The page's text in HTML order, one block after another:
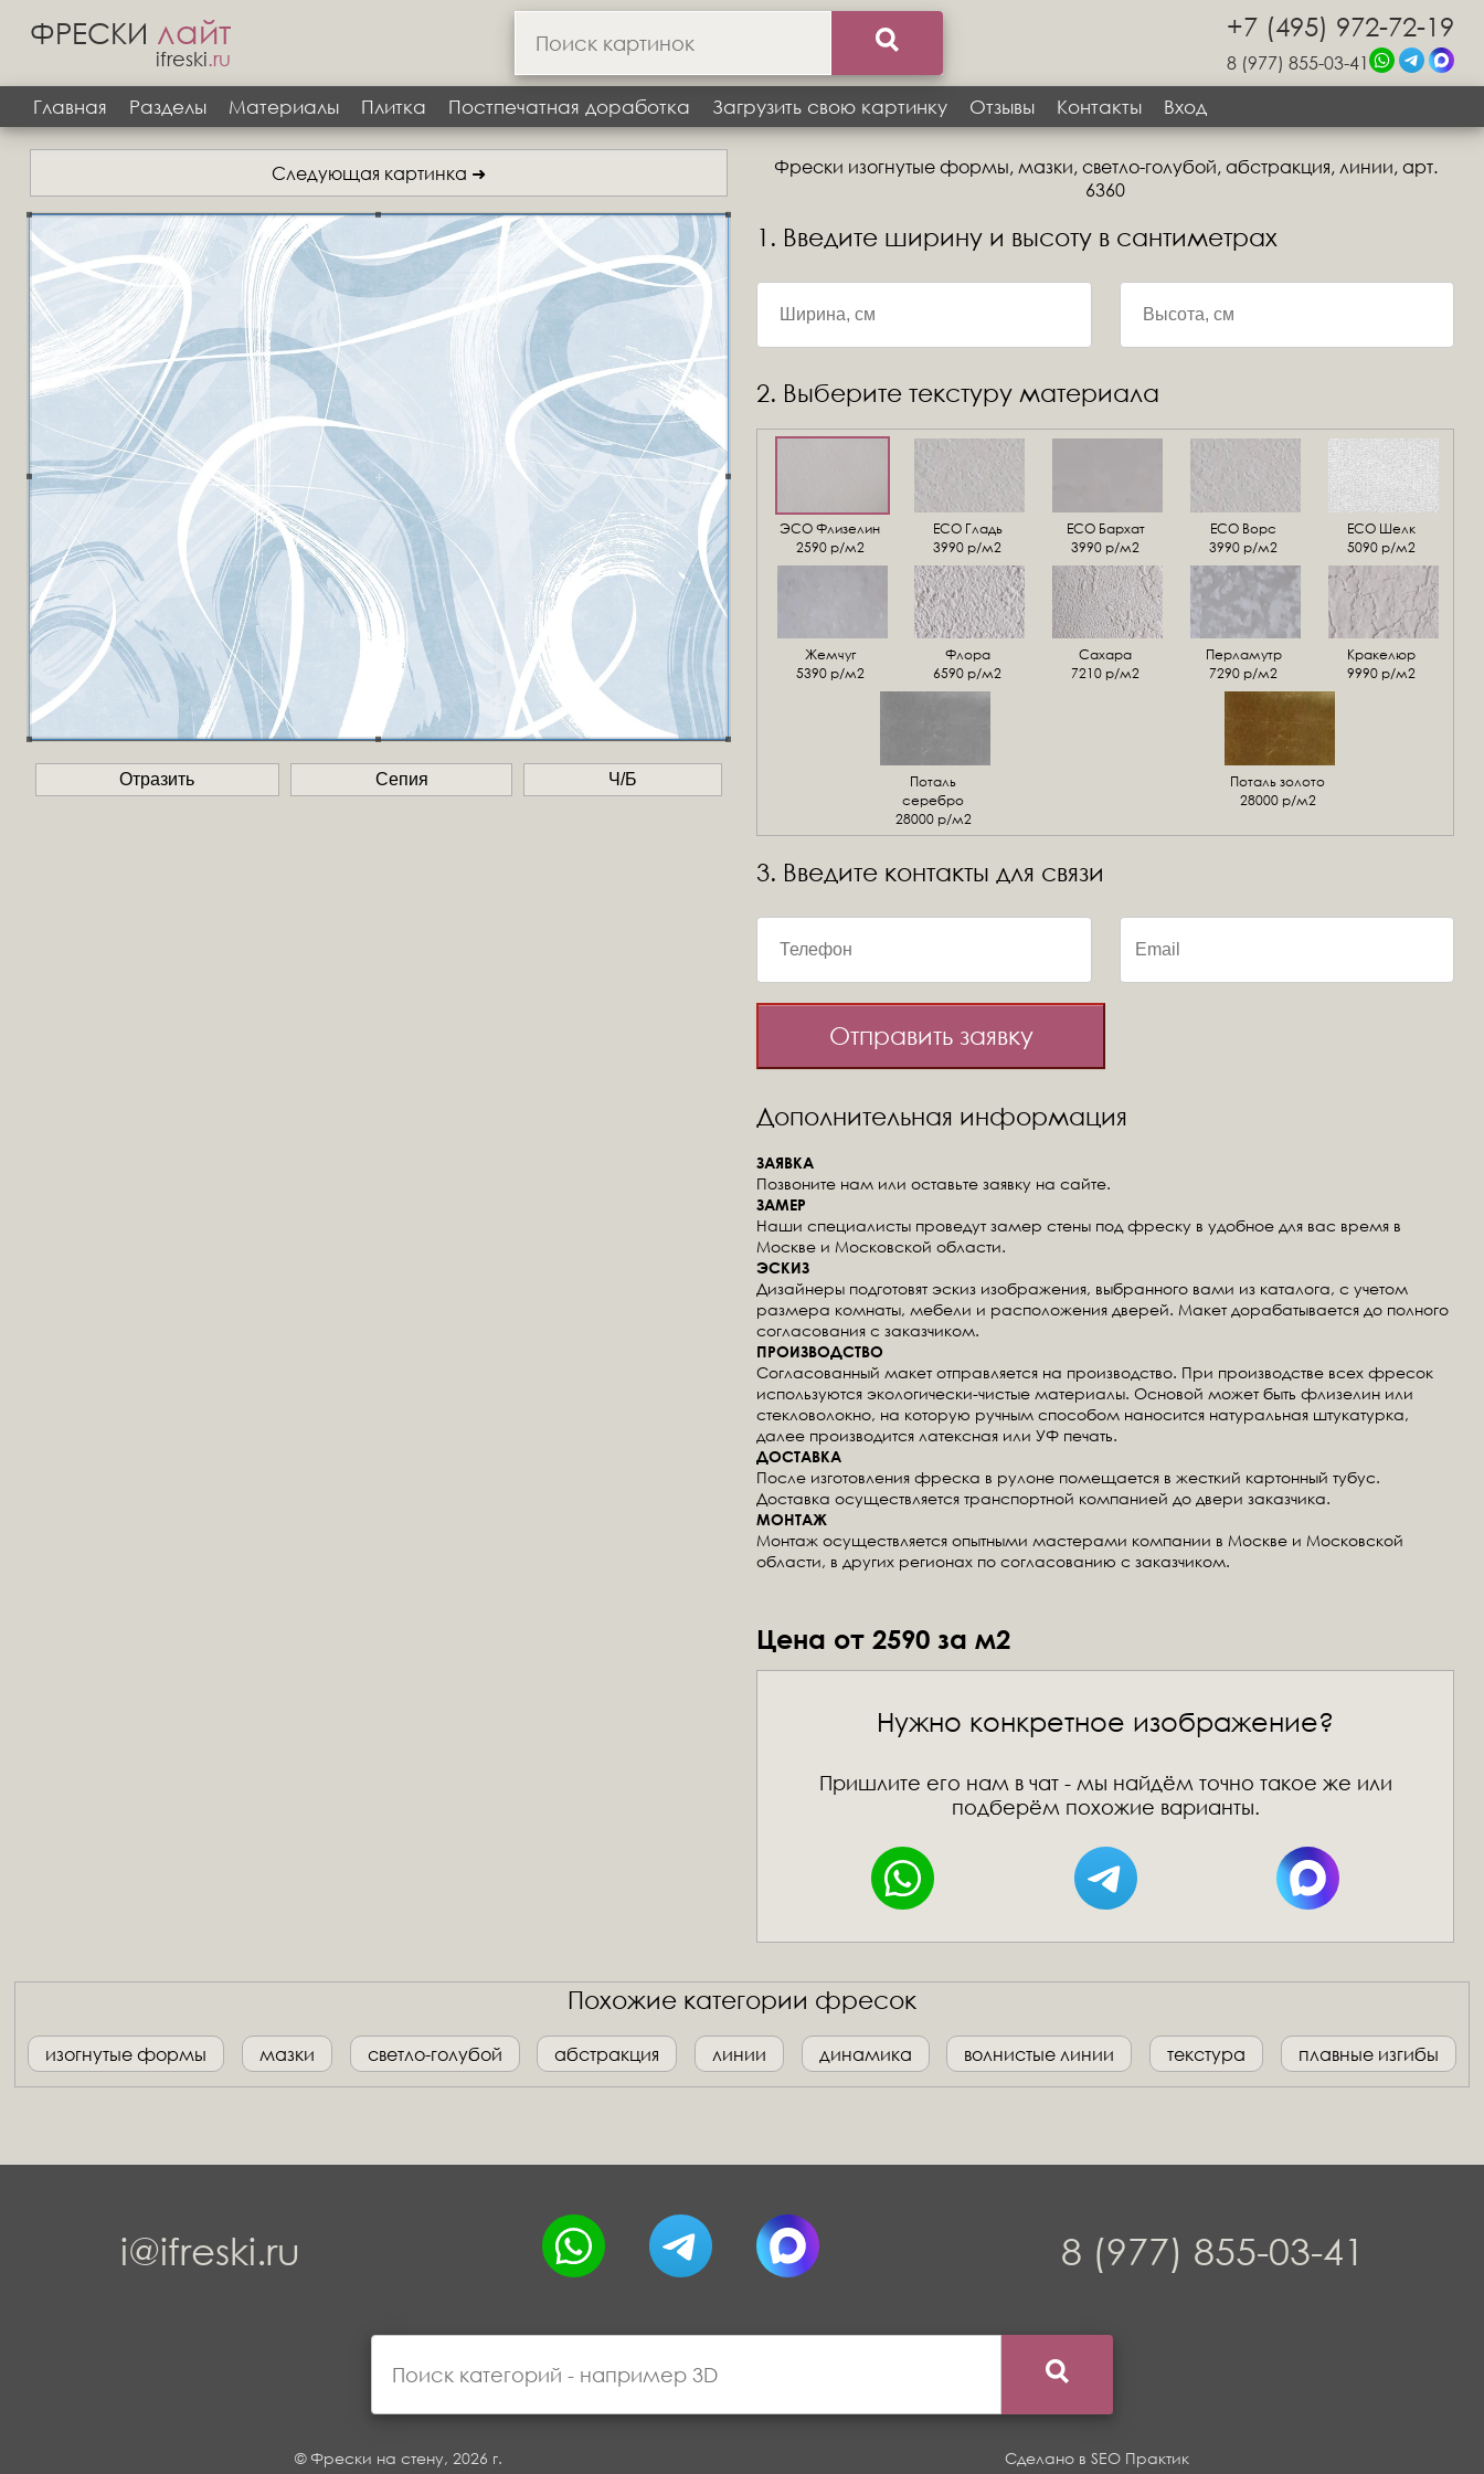
ФРЕСКИ лайт
ifreski.ru
+7 (495) 972-72-19
8 (977) 855-03-41
Главная
Разделы Материалы Плитка Постпечатная доработка Загрузить свою картинку Отзывы Контакты Вход
Следующая картинка ➜
Отразить Сепия Ч/Б
Фрески изогнутые формы, мазки, светло-голубой, абстракция, линии, арт.
6360
1. Введите ширину и высоту в сантиметрах
2. Выберите текстуру материала
ЭСО Флизелин
2590 р/м2
ЕСО Гладь
3990 р/м2
ECO Бархат
3990 р/м2
ЕСО Ворс
3990 р/м2
ЕСО Шелк
5090 р/м2
Жемчуг
5390 р/м2
Флора
6590 р/м2
Сахара
7210 р/м2
Перламутр
7290 р/м2
Кракелюр
9990 р/м2
Поталь
серебро
28000 р/м2
Поталь золото
28000 р/м2
3. Введите контакты для связи
Отправить заявку
Дополнительная информация
ЗАЯВКА
Позвоните нам или оставьте заявку на сайте.
ЗАМЕР
Наши специалисты проведут замер стены под фреску в удобное для вас время в
Москве и Московской области.
ЭСКИЗ
Дизайнеры подготовят эскиз изображения, выбранного вами из каталога, с учетом
размера комнаты, мебели и расположения дверей. Макет дорабатывается до полного
согласования с заказчиком.
ПРОИЗВОДСТВО
Согласованный макет отправляется на производство. При производстве всех фресок
используются экологически-чистые материалы. Основой может быть флизелин или
стекловолокно, на которую ручным способом наносится натуральная штукатурка,
далее производится латексная или УФ печать.
ДОСТАВКА
После изготовления фреска в рулоне помещается в жесткий картонный тубус.
Доставка осуществляется транспортной компанией до двери заказчика.
МОНТАЖ
Монтаж осуществляется опытными мастерами компании в Москве и Московской
области, в других регионах по согласованию с заказчиком.
Цена от 2590 за м2
Нужно конкретное изображение?
Пришлите его нам в чат - мы найдём точно такое же или
подберём похожие варианты.
Похожие категории фресок
изогнутые формы мазки светло-голубой абстракция линии динамика волнистые линии текстура плавные изгибы
i@ifreski.ru 8 (977) 855-03-41
© Фрески на стену, 2026 г. Сделано в SEO Практик